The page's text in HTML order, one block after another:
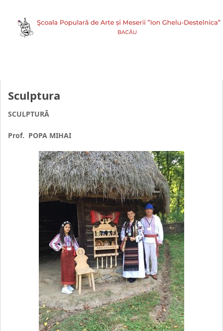
Sculptura
SCULPTURĂ
Prof. POPA MIHAI